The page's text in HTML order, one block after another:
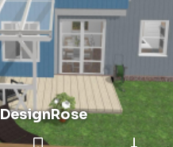
DesignRose